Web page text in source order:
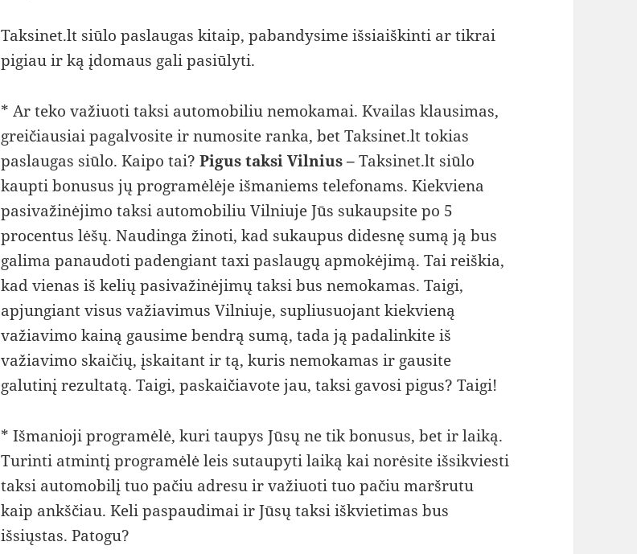
Taksinet.lt siūlo paslaugas kitaip, pabandysime išsiaiškinti ar tikrai
pigiau ir ką įdomaus gali pasiūlyti.
* Ar teko važiuoti taksi automobiliu nemokamai. Kvailas klausimas,
greičiausiai pagalvosite ir numosite ranka, bet Taksinet.lt tokias
paslaugas siūlo. Kaipo tai?Pigus taksi Vilnius –Taksinet.lt siūlo
kaupti bonusus jų programėlėje išmaniems telefonams. Kiekviena
pasivažinėjimo taksi automobiliu Vilniuje Jūs sukaupsite po 5
procentus lėšų. Naudinga žinoti, kad sukaupus didesnę sumą ją bus
galima panaudoti padengiant taxi paslaugų apmokėjimą. Tai reiškia,
kad vienas iš kelių pasivažinėjimų taksi bus nemokamas. Taigi,
apjungiant visus važiavimus Vilniuje, supliusuojant kiekvieną
važiavimo kainą gausime bendrą sumą, tada ją padalinkite iš
važiavimo skaičių, įskaitant ir tą, kuris nemokamas ir gausite
galutinį rezultatą. Taigi, paskaičiavote jau, taksi gavosi pigus? Taigi!
* Išmanioji programėlė, kuri taupys Jūsų ne tik bonusus, bet ir laiką.
Turinti atmintį programėlė leis sutaupyti laiką kai norėsite išsikviesti
taksi automobilį tuo pačiu adresu ir važiuoti tuo pačiu maršrutu
kaip ankščiau. Keli paspaudimai ir Jūsų taksi iškvietimas bus
išsiųstas. Patogu?